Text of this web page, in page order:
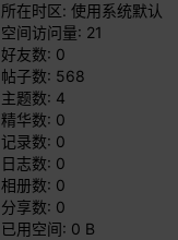
所在时区: 使用系统默认
空间访问量: 21
好友数: 0
帖子数: 568
主题数: 4
精华数: 0
记录数: 0
日志数: 0
相册数: 0
分享数: 0
已用空间: 0 B